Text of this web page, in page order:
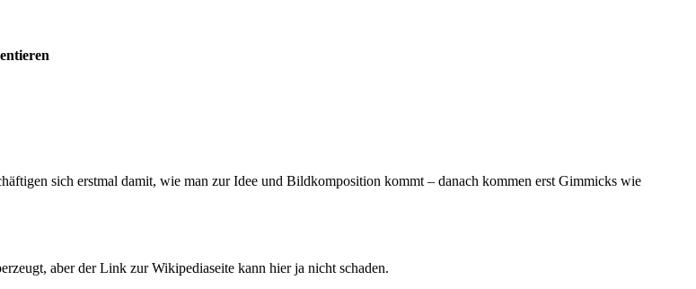
sich erstmal damit, wie man zur Idee und Bildkomposition kommt – danach kommen erst Gimmicks wie
aber der Link zur Wikipediaseite kann hier ja nicht schaden.